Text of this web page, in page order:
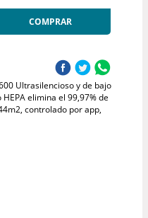
COMPRAR
Ultrasilencioso y de bajo
elimina el 99,97% de
controlado por app,